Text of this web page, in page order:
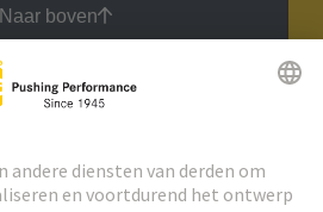
Naar boven